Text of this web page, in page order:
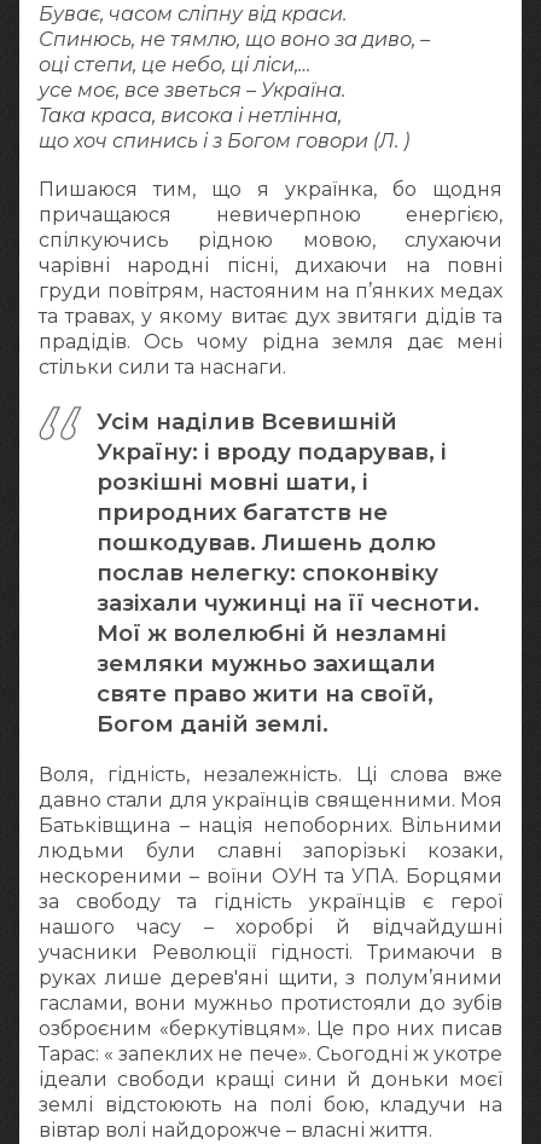
Буває, часом сліпну від краси.
Спинюсь, не тямлю, що воно за диво, –
оці степи, це небо, ці ліси,…
усе моє, все зветься – Україна.
Така краса, висока і нетлінна,
що хоч спинись і з Богом говори (Л. )
Пишаюся тим, що я українка, бо щодня
причащаюся невичерпною енергією,
спілкуючись рідною мовою, слухаючи
чарівні народні пісні, дихаючи на повні
груди повітрям, настояним на п’янких медах
та травах, у якому витає дух звитяги дідів та
прадідів. Ось чому рідна земля дає мені
стільки сили та наснаги.
Усім наділив Всевишній
Україну: і вроду подарував, і
розкішні мовні шати, і
природних багатств не
пошкодував. Лишень долю
послав нелегку: споконвіку
зазіхали чужинці на її чесноти.
Мої ж волелюбні й незламні
земляки мужньо захищали
святе право жити на своїй,
Богом даній землі.
Воля, гідність, незалежність. Ці слова вже
давно стали для українців священними. Моя
Батьківщина – нація непоборних. Вільними
людьми були славні запорізькі козаки,
нескореними – воїни ОУН та УПА. Борцями
за свободу та гідність українців є герої
нашого часу – хоробрі й відчайдушні
учасники Революції гідності. Тримаючи в
руках лише дерев'яні щити, з полум’яними
гаслами, вони мужньо протистояли до зубів
озброєним «беркутівцям». Це про них писав
Тарас: « запеклих не пече». Сьогодні ж укотре
ідеали свободи кращі сини й доньки моєї
землі відстоюють на полі бою, кладучи на
вівтар волі найдорожче – власні життя.